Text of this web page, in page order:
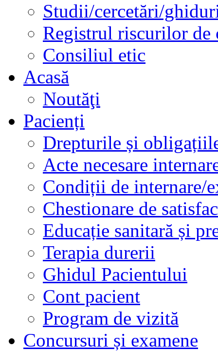
Studii/cercetări/
Registrul riscurilor de
Consiliul etic
Acasă
Noutăţi
Pacienți
Drepturile și
Acte necesare
Condiții de internare/
Chestionare de
Educație sanitară și
Terapia durerii
Ghidul Pacientului
Cont pacient
Program de vizită
Concursuri și examene